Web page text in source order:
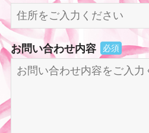
お問い合わせ内容 必須